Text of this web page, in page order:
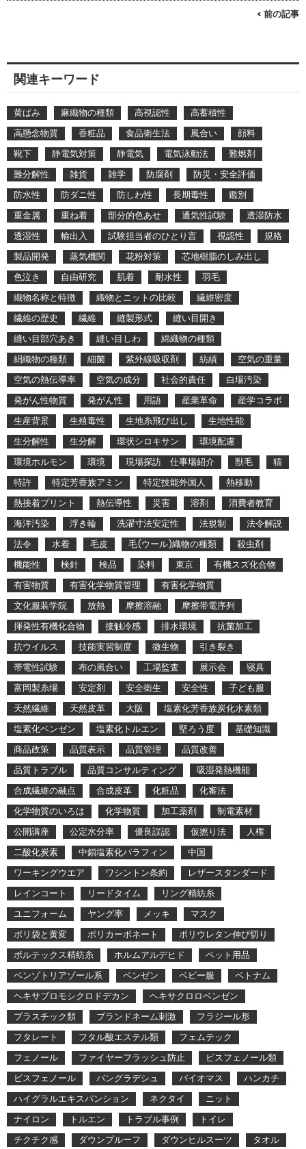
< 前の記事
関連キーワード
黄ばみ 麻織物の種類 高視認性
高蓄積性
高懸念物質
香粧品 食品衛生法 風合い
顔料
靴下
静電気対策 静電気 電気泳動法
難燃剤
難分解性
雑貨 雑学 防腐剤
防災・安全評価
防水性
防ダニ性 防しわ性 長期毒性
鑑別
重金属
重ね着 部分的色あせ 通気性試験
透湿防水
透湿性
輸出入 試験担当者のひとり言 視認性
規格
製品開発
蒸気機関 花粉対策
芯地樹脂のしみ出し
色泣き
自由研究 肌着 耐水性
羽毛
織物名称と特徴
織物とニットの比較
繊維密度
繊維の歴史
繊維 縫製形式
縫い目開き
縫い目部穴あき
縫い目しわ
綿織物の種類
絹織物の種類
細菌 紫外線吸収剤 紡績
空気の重量
空気の熱伝導率
空気の成分 社会的責任
白場汚染
発がん性物質
発がん性 用語 産業革命
産学コラボ
生産背景
生殖毒性 生地糸飛び出し
生地性能
生分解性
生分解 環状シロキサン
環境配慮
環境ホルモン
環境 現場探訪 仕事場紹介 獣毛
猫
特許
特定芳香族アミン 特定技能外国人
熱移動
熱接着プリント
熱伝導性 災害 溶剤
消費者教育
海洋汚染
浮き輪 洗濯寸法安定性 法規制
法令解説
法令
水着 毛皮 毛(ウール)織物の種類
殺虫剤
機能性
検針 検品 染料 東京
有機スズ化合物
有害物質
有害化学物質管理
有害化学物質
文化服装学院
放熱 摩擦溶融
摩擦帯電序列
揮発性有機化合物
接触冷感 排水環境
抗菌加工
抗ウイルス
技能実習制度 微生物
引き裂き
帯電性試験
布の風合い 工場監査 展示会
寝具
富岡製糸場
安定剤 安全衛生 安全性
子ども服
天然繊維
天然皮革 大阪
塩素化芳香族炭化水素類
塩素化ベンゼン
塩素化トルエン 堅ろう度
基礎知識
商品政策
品質表示 品質管理
品質改善
品質トラブル
品質コンサルティング
吸湿発熱機能
合成繊維の融点
合成皮革 化粧品
化審法
化学物質のいろは
化学物質 加工薬剤
制電素材
公開講座
公定水分率 優良誤認 仮撚り法
人権
二酸化炭素
中鎖塩素化パラフィン
中国
ワーキングウエア
ワシントン条約
レザースタンダード
レインコート
リードタイム
リング精紡糸
ユニフォーム
ヤング率 メッキ
マスク
ポリ袋と黄変
ポリカーボネート
ポリウレタン伸び切り
ボルテックス精紡糸
ホルムアルデヒド
ペット用品
ベンゾトリアゾール系
ベンゼン ベビー服
ベトナム
ヘキサブロモシクロドデカン
ヘキサクロロベンゼン
プラスチック類
ブランドネーム刺激
フラジール形
フタレート
フタル酸エステル類
フェムテック
フェノール
ファイヤーフラッシュ防止
ビスフェノール類
ビスフェノール
バングラデシュ バイオマス
ハンカチ
ハイグラルエキスパンション
ネクタイ
ニット
ナイロン
トルエン トラブル事例
トイレ
チクチク感
ダウンプルーフ ダウンヒルスーツ タオル